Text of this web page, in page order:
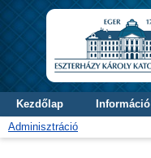
Kezdőlap Információ
Adminisztráció